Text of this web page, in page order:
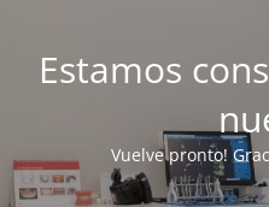
Estamos
Vuelve pronto!